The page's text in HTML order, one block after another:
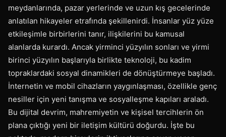
meydanlarında, pazar yerlerinde ve uzun kış gecelerinde
anlatılan hikayeler etrafında şekillenirdi. İnsanlar yüz yüze
etkileşimle birbirlerini tanır, ilişkilerini bu kamusal
alanlarda kurardı. Ancak yirminci yüzyılın sonları ve yirmi
birinci yüzyılın başlarıyla birlikte teknoloji, bu kadim
topraklardaki sosyal dinamikleri de dönüştürmeye başladı.
İnternetin ve mobil cihazların yaygınlaşması, özellikle genç
nesiller için yeni tanışma ve sosyalleşme kapıları araladı.
Bu dijital devrim, mahremiyetin ve kişisel tercihlerin ön
plana çıktığı yeni bir iletişim kültürü doğurdu. İşte bu